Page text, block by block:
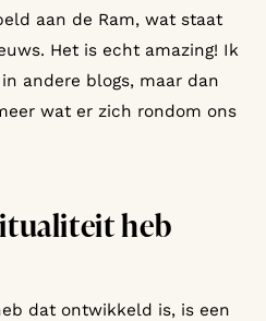
aan de Ram, wat staat
Het is echt amazing! Ik
andere blogs, maar dan
wat er zich rondom ons
heb
dat ontwikkeld is, is een